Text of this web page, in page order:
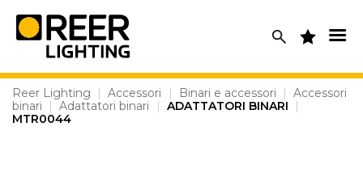
content
Reer Lighting | Accessori | Binari e accessori | Accessori
binari
| Adattatori binari | ADATTATORI BINARI
|
MTR0044